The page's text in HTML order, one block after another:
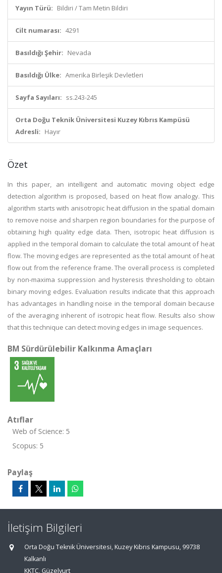
Yayın Türü: Bildiri / Tam Metin Bildiri
Cilt numarası: 4291
Basıldığı Şehir: Nevada
Basıldığı Ülke: Amerika Birleşik Devletleri
Sayfa Sayıları: ss.243-245
Orta Doğu Teknik Üniversitesi Kuzey Kıbrıs Kampüsü
Adresli: Hayır
Özet
In this paper, an intelligent and automatic moving object edge
detection algorithm is proposed, based on heat flow analogy. This
algorithm starts with anisotropic heat diffusion in the spatial domain
to remove noise and sharpen region boundaries for the purpose of
obtaining high quality edge data. Then, isotropic heat diffusion is
applied in the temporal domain to calculate the total amount of heat
flow. The moving edges are represented as the total amount of heat
flow out from the reference frame. The overall process is completed
by non-maxima suppression and hysteresis thresholding to obtain
binary moving edges. Evaluation results indicate that this approach
has advantages in handling noise in the temporal domain because
of the averaging inherent of isotropic heat flow. Results also show
that this technique can detect moving edges in image sequences.
BM Sürdürülebilir Kalkınma Amaçları
Atıflar
Web of Science: 5
Scopus: 5
Paylaş
İletişim Bilgileri
Orta Doğu Teknik Üniversitesi, Kuzey Kıbrıs Kampusu, 99738
Kalkanlı
KKTC, Güzelyurt